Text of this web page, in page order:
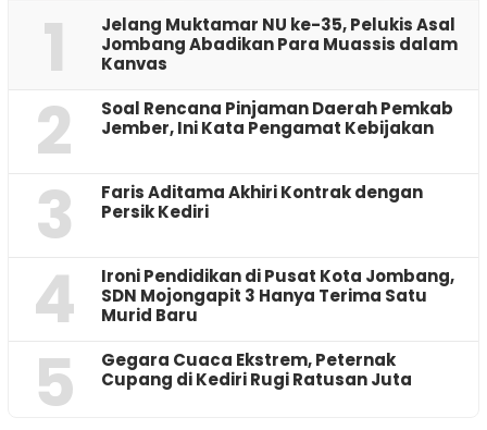
1
Jelang Muktamar NU ke-35, Pelukis Asal
Jombang Abadikan Para Muassis dalam
Kanvas
2
‎Soal Rencana Pinjaman Daerah Pemkab
Jember, Ini Kata Pengamat Kebijakan ‎
3
Faris Aditama Akhiri Kontrak dengan
Persik Kediri
4
Ironi Pendidikan di Pusat Kota Jombang,
SDN Mojongapit 3 Hanya Terima Satu
Murid Baru
5
‎Gegara Cuaca Ekstrem, Peternak
Cupang di Kediri Rugi Ratusan Juta